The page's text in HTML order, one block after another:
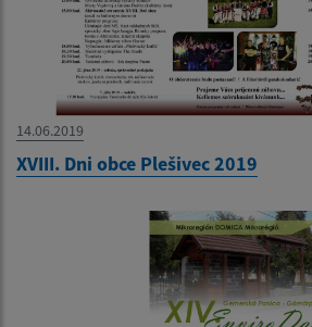
14.06.2019
XVIII. Dni obce Plešivec 2019